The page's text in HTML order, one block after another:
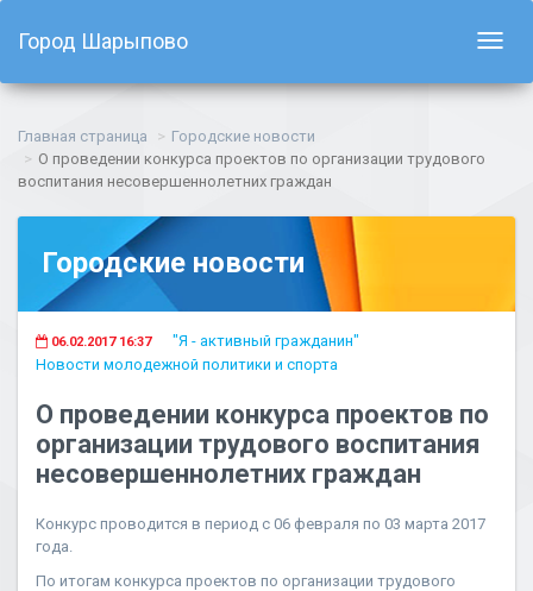
Город Шарыпово
Главная страница
Городские новости
О проведении конкурса проектов по организации трудового
воспитания несовершеннолетних граждан
Городские новости
06.02.2017 16:37
"Я - активный гражданин"
Новости молодежной политики и спорта
О проведении конкурса проектов по
организации трудового воспитания
несовершеннолетних граждан
Конкурс проводится в период с 06 февраля по 03 марта 2017
года.
По итогам конкурса проектов по организации трудового